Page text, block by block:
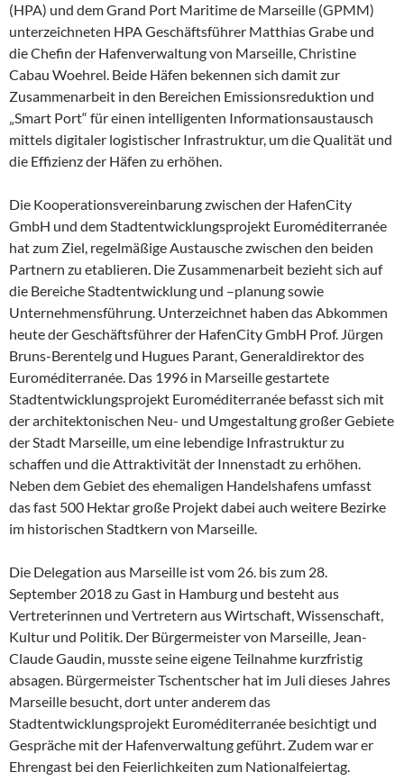
(HPA) und dem Grand Port Maritime de Marseille (GPMM)
unterzeichneten HPA Geschäftsführer Matthias Grabe und
die Chefin der Hafenverwaltung von Marseille, Christine
Cabau Woehrel. Beide Häfen bekennen sich damit zur
Zusammenarbeit in den Bereichen Emissionsreduktion und
„Smart Port“ für einen intelligenten Informationsaustausch
mittels digitaler logistischer Infrastruktur, um die Qualität und
die Effizienz der Häfen zu erhöhen.
Die Kooperationsvereinbarung zwischen der HafenCity
GmbH und dem Stadtentwicklungsprojekt Euroméditerranée
hat zum Ziel, regelmäßige Austausche zwischen den beiden
Partnern zu etablieren. Die Zusammenarbeit bezieht sich auf
die Bereiche Stadtentwicklung und –planung sowie
Unternehmensführung. Unterzeichnet haben das Abkommen
heute der Geschäftsführer der HafenCity GmbH Prof. Jürgen
Bruns-Berentelg und Hugues Parant, Generaldirektor des
Euroméditerranée. Das 1996 in Marseille gestartete
Stadtentwicklungsprojekt Euroméditerranée befasst sich mit
der architektonischen Neu- und Umgestaltung großer Gebiete
der Stadt Marseille, um eine lebendige Infrastruktur zu
schaffen und die Attraktivität der Innenstadt zu erhöhen.
Neben dem Gebiet des ehemaligen Handelshafens umfasst
das fast 500 Hektar große Projekt dabei auch weitere Bezirke
im historischen Stadtkern von Marseille.
Die Delegation aus Marseille ist vom 26. bis zum 28.
September 2018 zu Gast in Hamburg und besteht aus
Vertreterinnen und Vertretern aus Wirtschaft, Wissenschaft,
Kultur und Politik. Der Bürgermeister von Marseille, Jean-
Claude Gaudin, musste seine eigene Teilnahme kurzfristig
absagen. Bürgermeister Tschentscher hat im Juli dieses Jahres
Marseille besucht, dort unter anderem das
Stadtentwicklungsprojekt Euroméditerranée besichtigt und
Gespräche mit der Hafenverwaltung geführt. Zudem war er
Ehrengast bei den Feierlichkeiten zum Nationalfeiertag.